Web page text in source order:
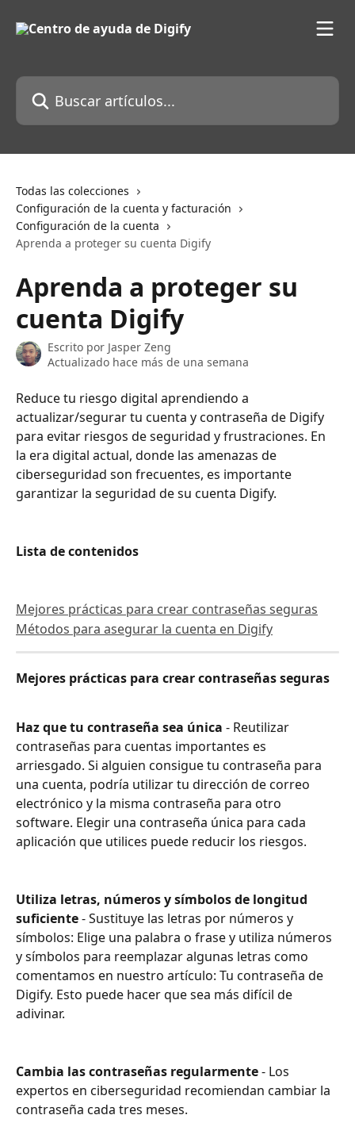
Buscar artículos...
Todas las colecciones
Configuración de la cuenta y facturación
Configuración de la cuenta
Aprenda a proteger su cuenta Digify
Aprenda a proteger su
cuenta Digify
Escrito por Jasper Zeng
Actualizado hace más de una semana
Reduce tu riesgo digital aprendiendo a
actualizar/segurar tu cuenta y contraseña de Digify
para evitar riesgos de seguridad y frustraciones. En
la era digital actual, donde las amenazas de
ciberseguridad son frecuentes, es importante
garantizar la seguridad de su cuenta Digify.
Lista de contenidos
Mejores prácticas para crear contraseñas seguras
Métodos para asegurar la cuenta en Digify
Mejores prácticas para crear contraseñas seguras
Haz que tu contraseña sea única - Reutilizar
contraseñas para cuentas importantes es
arriesgado. Si alguien consigue tu contraseña para
una cuenta, podría utilizar tu dirección de correo
electrónico y la misma contraseña para otro
software. Elegir una contraseña única para cada
aplicación que utilices puede reducir los riesgos.
Utiliza letras, números y símbolos de longitud
suficiente - Sustituye las letras por números y
símbolos: Elige una palabra o frase y utiliza números
y símbolos para reemplazar algunas letras como
comentamos en nuestro artículo: Tu contraseña de
Digify. Esto puede hacer que sea más difícil de
adivinar.
Cambia las contraseñas regularmente - Los
expertos en ciberseguridad recomiendan cambiar la
contraseña cada tres meses.